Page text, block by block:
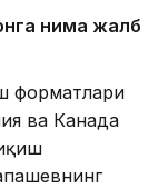
нима жалб
форматлари
ва Канада